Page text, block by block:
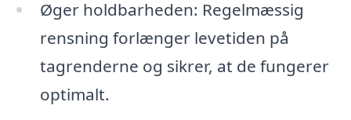
Øger holdbarheden: Regelmæssig
rensning forlænger levetiden på
tagrenderne og sikrer, at de fungerer
optimalt.